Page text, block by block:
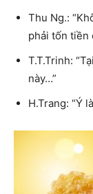
Thu Ng.:
phải tốn tiền
T.T.Trinh:
này…”
H.Trang: “Ý